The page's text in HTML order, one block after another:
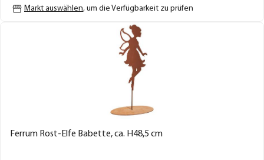
Markt auswählen, um die Verfügbarkeit zu prüfen
Ferrum Rost-Elfe Babette, ca. H48,5 cm